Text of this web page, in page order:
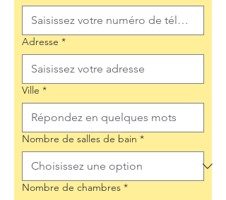
Adresse *
Ville *
Nombre de salles de bain *
Nombre de chambres *